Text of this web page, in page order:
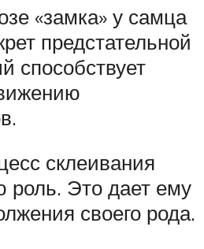
«замка» у самца
предстательной
способствует
склеивания
роль. Это дает ему
своего рода.